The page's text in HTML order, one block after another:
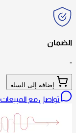
الضمان
-
تواصل مع المبيعات